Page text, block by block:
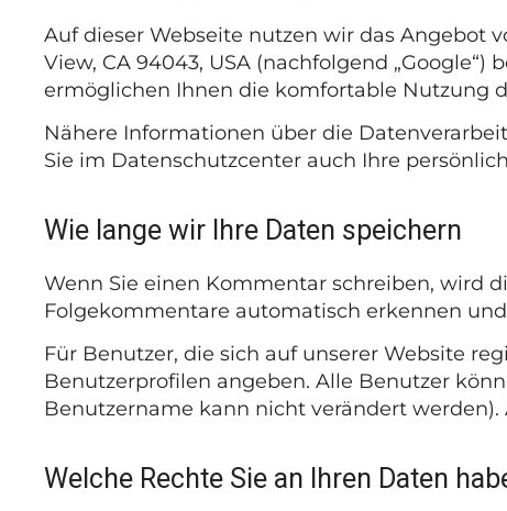
Auf dieser Webseite nutzen wir das Angebot
View, CA 94043, USA (nachfolgend
ermöglichen Ihnen die komfortable Nutzung
Nähere Informationen über die
Sie im Datenschutzcenter auch Ihre
Wie lange wir Ihre Daten speichern
Wenn Sie einen Kommentar schreiben, wird
Folgekommentare automatisch erkennen
Für Benutzer, die sich auf unserer Website
Benutzerprofilen angeben. Alle Benutzer
Benutzername kann nicht verändert
Welche Rechte Sie an Ihren Daten